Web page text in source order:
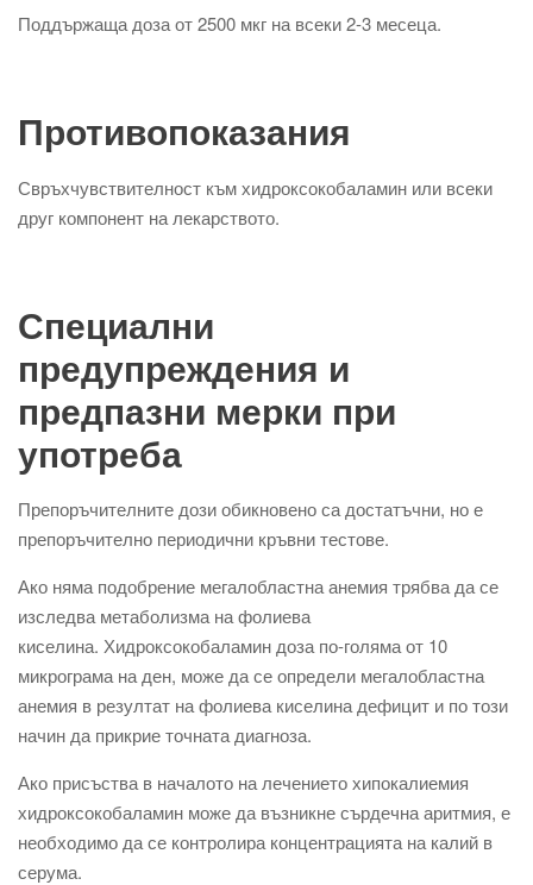
Поддържаща доза от 2500 мкг на всеки 2-3 месеца.
Противопоказания
Свръхчувствителност към хидроксокобаламин или всеки
друг компонент на лекарството.
Специални
предупреждения и
предпазни мерки при
употреба
Препоръчителните дози обикновено са достатъчни, но е
препоръчително периодични кръвни тестове.
Ако няма подобрение мегалобластна анемия трябва да се
изследва метаболизма на фолиева
киселина. Хидроксокобаламин доза по-голяма от 10
микрограма на ден, може да се определи мегалобластна
анемия в резултат на фолиева киселина дефицит и по този
начин да прикрие точната диагноза.
Ако присъства в началото на лечението хипокалиемия
хидроксокобаламин може да възникне сърдечна аритмия, е
необходимо да се контролира концентрацията на калий в
серума.